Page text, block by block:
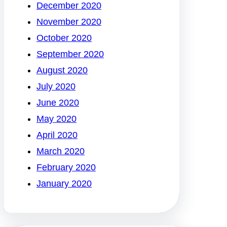
December 2020
November 2020
October 2020
September 2020
August 2020
July 2020
June 2020
May 2020
April 2020
March 2020
February 2020
January 2020